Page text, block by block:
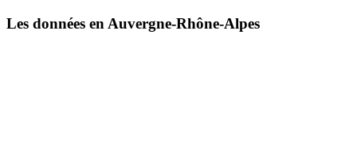
Les données en Auvergne-Rhône-Alpes